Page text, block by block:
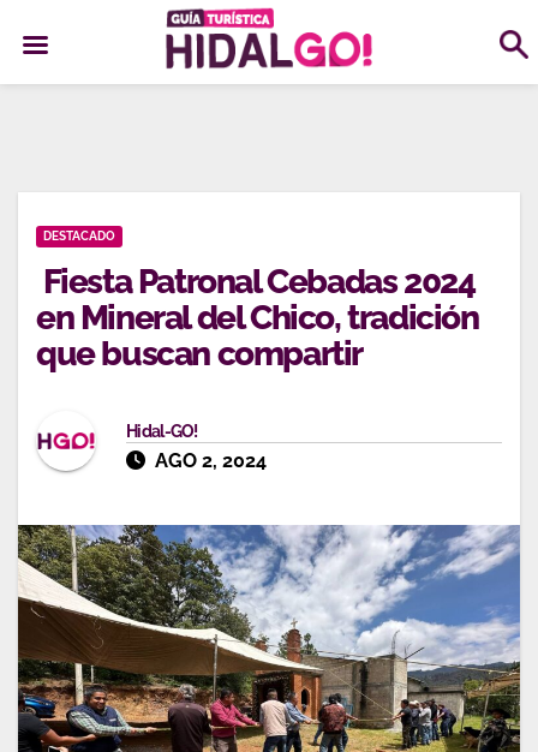
DESTACADO
Fiesta Patronal Cebadas 2024
en Mineral del Chico, tradición
que buscan compartir
Hidal-GO!
AGO 2, 2024